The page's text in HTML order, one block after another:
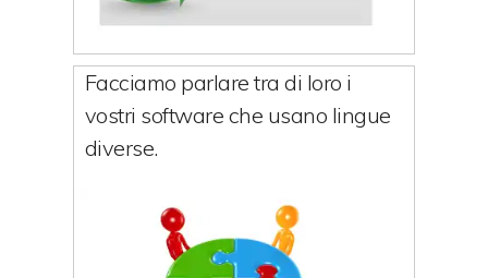
Facciamo parlare tra di loro i
vostri software che usano lingue
diverse.